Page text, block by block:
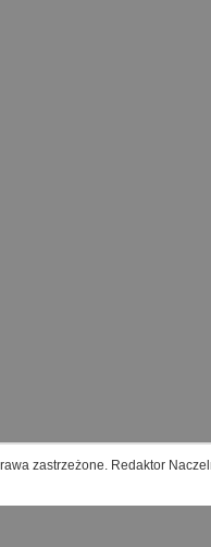
zastrzeżone. Redaktor